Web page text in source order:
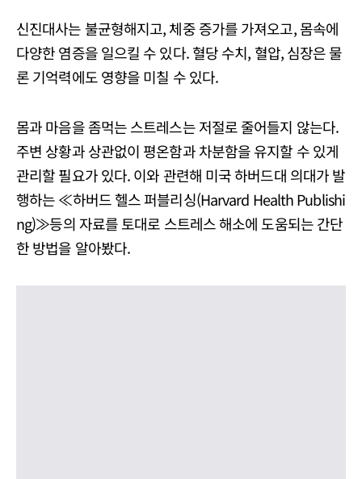
신진대사는 불균형해지고, 체중 증가를 가져오고, 몸속에
다양한 염증을 일으킬 수 있다. 혈당 수치, 혈압, 심장은 물
론 기억력에도 영향을 미칠 수 있다.
몸과 마음을 좀먹는 스트레스는 저절로 줄어들지 않는다.
주변 상황과 상관없이 평온함과 차분함을 유지할 수 있게
관리할 필요가 있다. 이와 관련해 미국 하버드대 의대가 발
행하는 ≪하버드 헬스 퍼블리싱(Harvard Health Publishi
ng)≫등의 자료를 토대로 스트레스 해소에 도움되는 간단
한 방법을 알아봤다.